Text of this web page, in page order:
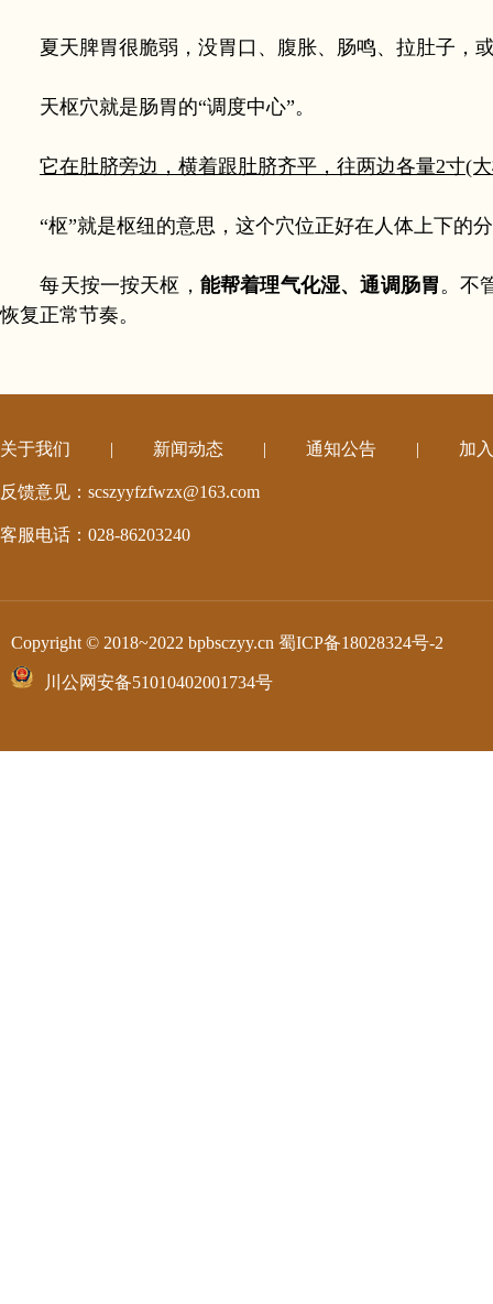
夏天脾胃很脆弱，没胃口、腹胀、肠鸣、拉肚子，
天枢穴就是肠胃的“调度中心”。
它在肚脐旁边，横着跟肚脐齐平，往两边各量2寸(
“枢”就是枢纽的意思，这个穴位正好在人体上下的分
每天按一按天枢， 能帮着理气化湿、通调肠胃。不
恢复正常节奏。
关于我们 | 新闻动态 | 通知公告 | 加
反馈意见：scszyyfzfwzx@163.com
客服电话：028-86203240
Copyright © 2018~2022 bpbsczyy.cn 蜀ICP备18028324号-2
川公网安备51010402001734号